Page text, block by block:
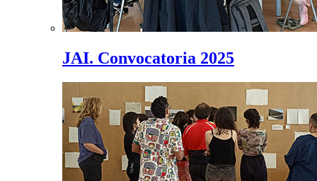
JAI. Convocatoria 2025